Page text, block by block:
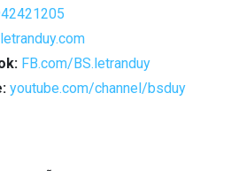
FB.com/BS.letranduy
youtube.com/channel/bsduy